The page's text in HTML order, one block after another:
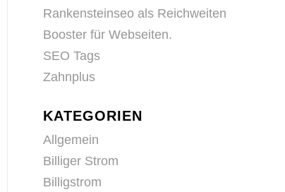
Rankensteinseo als Reichweiten
Booster für Webseiten.
SEO Tags
Zahnplus
KATEGORIEN
Allgemein
Billiger Strom
Billigstrom